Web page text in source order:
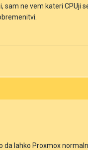
ne vem kateri
lahko Proxmox